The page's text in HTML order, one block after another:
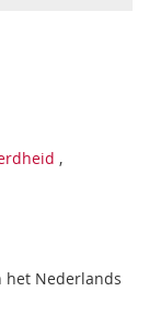
,
het Nederlands